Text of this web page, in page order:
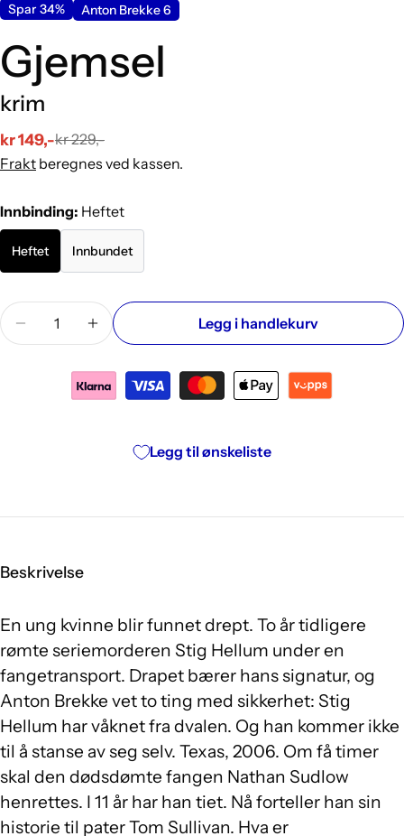
Spar 34% Anton Brekke 6
Gjemsel
krim
Salgs
pris
kr 149,-
Vanlig
pris
kr 229,-
Frakt beregnes ved kassen.
Innbinding: Heftet
Heftet Innbundet
Mengde
Reduser antallet for Gjemsel: krim
Øk antallet for Gjemsel: krim
Legg i handlekurv
Legg til ønskeliste
Beskrivelse
En ung kvinne blir funnet drept. To år tidligere
rømte seriemorderen Stig Hellum under en
fangetransport. Drapet bærer hans signatur, og
Anton Brekke vet to ting med sikkerhet: Stig
Hellum har våknet fra dvalen. Og han kommer ikke
til å stanse av seg selv. Texas, 2006. Om få timer
skal den dødsdømte fangen Nathan Sudlow
henrettes. I 11 år har han tiet. Nå forteller han sin
historie til pater Tom Sullivan. Hva er